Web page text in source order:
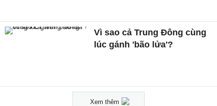
Vì sao cả Trung Đông cùng
lúc gánh 'bão lửa'?
Xem thêm